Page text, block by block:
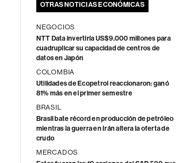
OTRAS NOTICIAS ECONÓMICAS
NEGOCIOS
NTT Data invertiría US$9.000 millones para
cuadruplicar su capacidad de centros de
datos en Japón
COLOMBIA
Utilidades de Ecopetrol reaccionaron: ganó
81% más en el primer semestre
BRASIL
Brasil bate récord en producción de petróleo
mientras la guerra en Irán altera la oferta de
crudo
MERCADOS